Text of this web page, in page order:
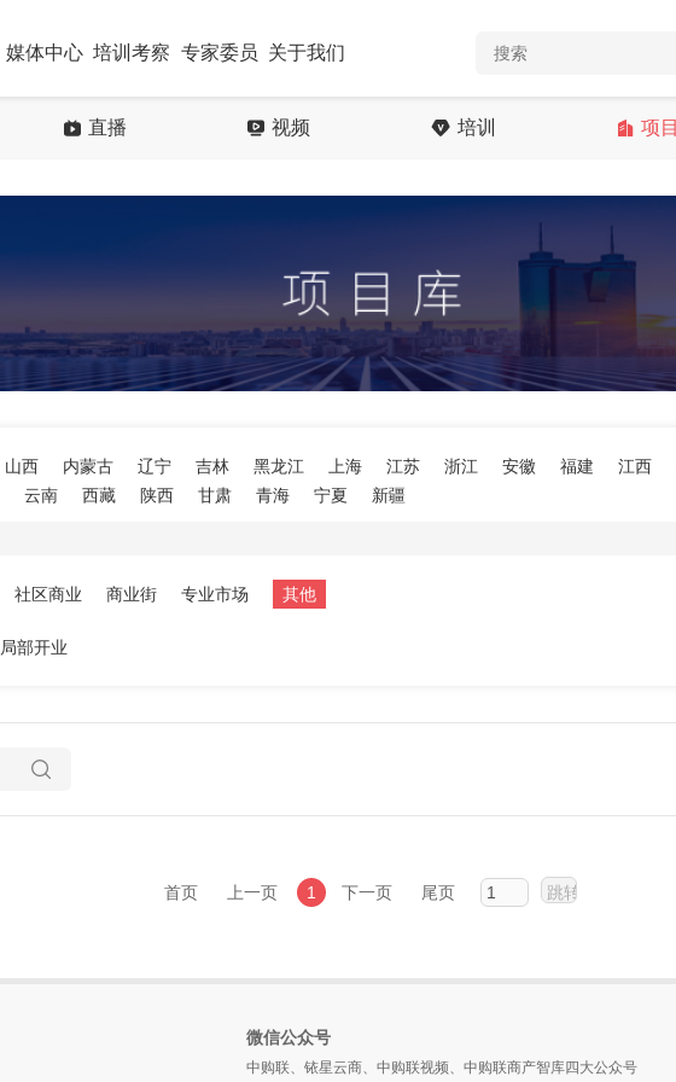
媒体中心 培训考察 专家委员 关于我们
直播 视频 培训 项目
山西 内蒙古 辽宁 吉林 黑龙江 上海 江苏 浙江 安徽 福建 江西
云南 西藏 陕西 甘肃 青海 宁夏 新疆
社区商业 商业街 专业市场 其他
局部开业
首页 上一页 1 下一页 尾页
微信公众号
中购联、铱星云商、中购联视频、中购联商产智库四大公众号